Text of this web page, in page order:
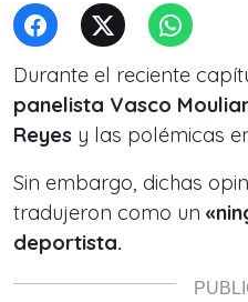
Durante el reciente
panelista Vasco
Reyes y las polémicas
Sin embargo, dichas
tradujeron como un
deportista.